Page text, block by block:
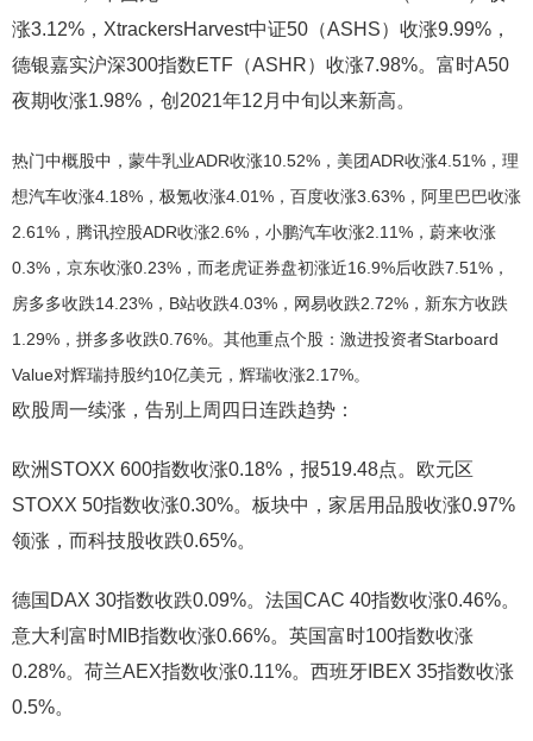
涨3.12%，XtrackersHarvest中证50（ASHS）收涨9.99%，
德银嘉实沪深300指数ETF（ASHR）收涨7.98%。富时A50
夜期收涨1.98%，创2021年12月中旬以来新高。
热门中概股中，蒙牛乳业ADR收涨10.52%，美团ADR收涨4.51%，理
想汽车收涨4.18%，极氪收涨4.01%，百度收涨3.63%，阿里巴巴收涨
2.61%，腾讯控股ADR收涨2.6%，小鹏汽车收涨2.11%，蔚来收涨
0.3%，京东收涨0.23%，而老虎证券盘初涨近16.9%后收跌7.51%，
房多多收跌14.23%，B站收跌4.03%，网易收跌2.72%，新东方收跌
1.29%，拼多多收跌0.76%。其他重点个股：激进投资者Starboard
Value对辉瑞持股约10亿美元，辉瑞收涨2.17%。
欧股周一续涨，告别上周四日连跌趋势：
欧洲STOXX 600指数收涨0.18%，报519.48点。欧元区
STOXX 50指数收涨0.30%。板块中，家居用品股收涨0.97%
领涨，而科技股收跌0.65%。
德国DAX 30指数收跌0.09%。法国CAC 40指数收涨0.46%。
意大利富时MIB指数收涨0.66%。英国富时100指数收涨
0.28%。荷兰AEX指数收涨0.11%。西班牙IBEX 35指数收涨
0.5%。